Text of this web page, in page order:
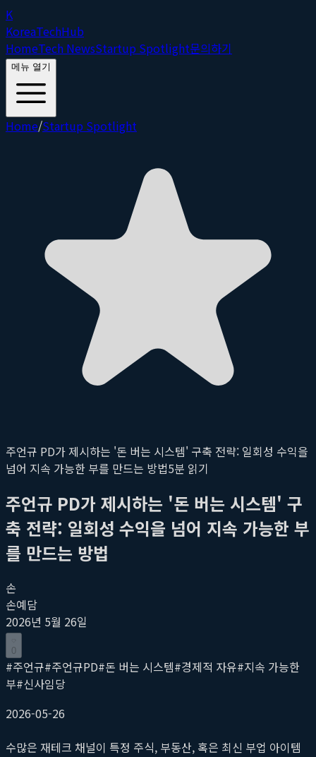
K
KoreaTechHub
HomeTech NewsStartup Spotlight문의하기
메뉴 열기
Home/Startup Spotlight
주언규 PD가 제시하는 '돈 버는 시스템' 구축 전략: 일회성 수익을
넘어 지속 가능한 부를 만드는 방법5분 읽기
주언규 PD가 제시하는 '돈 버는 시스템' 구
축 전략: 일회성 수익을 넘어 지속 가능한 부
를 만드는 방법
손
손예담
2026년 5월 26일
0
#주언규#주언규PD#돈 버는 시스템#경제적 자유#지속 가능한
부#신사임당
2026-05-26
수많은 재테크 채널이 특정 주식, 부동산, 혹은 최신 부업 아이템